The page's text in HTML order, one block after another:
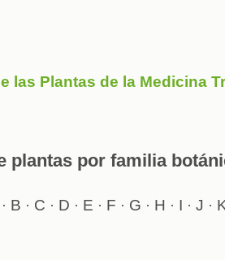
las Plantas de la Medicina
plantas por familia
B · C · D · E · F · G · H · I · J ·